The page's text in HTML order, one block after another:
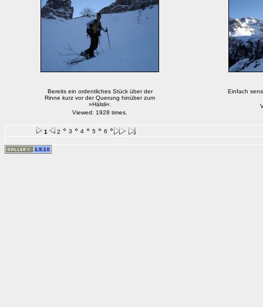
Bereits ein ordentliches Stück über der
Rinne kurz vor der Querung hinüber zum
»Hälsli«.
Viewed: 1928 times.
Einfach
1 2 3 4 5 6